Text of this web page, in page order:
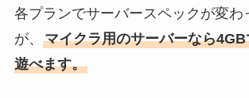
各プランでサーバースペックが変わ
が、 マイクラ用のサーバーなら
遊べます。